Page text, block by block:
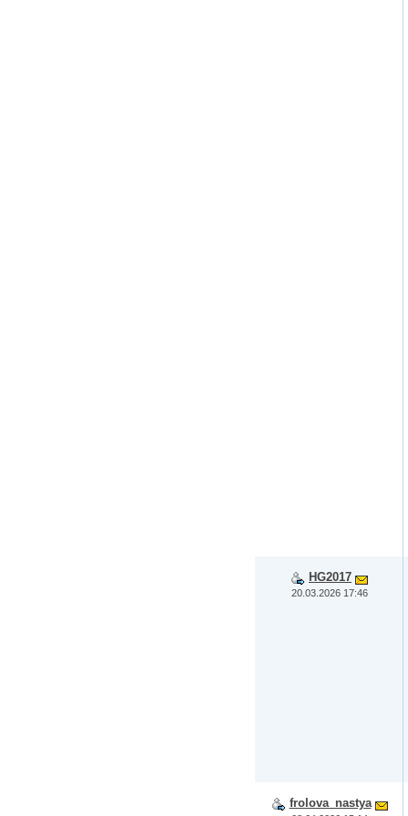
HG2017
20.03.2026 17:46
frolova_nastya